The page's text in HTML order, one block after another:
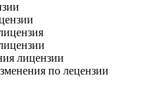
лицензии
по лецензии